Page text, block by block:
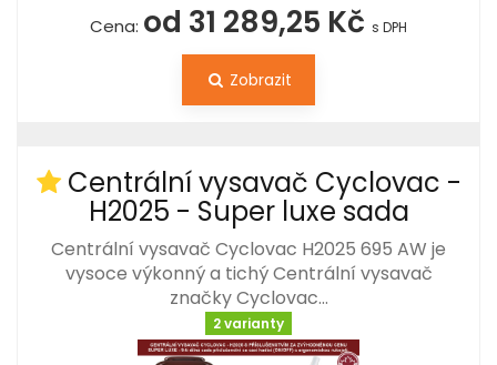
Cena: od 31 289,25 Kč s DPH
Zobrazit
Centrální vysavač Cyclovac -
H2025 - Super luxe sada
Centrální vysavač Cyclovac H2025 695 AW je
vysoce výkonný a tichý Centrální vysavač
značky Cyclovac…
2 varianty